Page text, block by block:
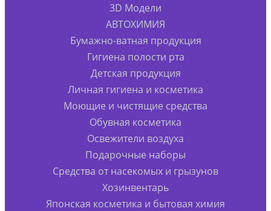
3D Модели
АВТОХИМИЯ
Бумажно-ватная продукция
Гигиена полости рта
Детская продукция
Личная гигиена и косметика
Моющие и чистящие средства
Обувная косметика
Освежители воздуха
Подарочные наборы
Средства от насекомых и грызунов
Хозинвентарь
Японская косметика и бытовая химия